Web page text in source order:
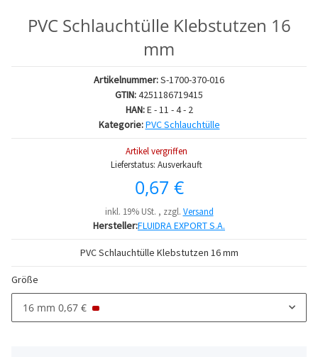
PVC Schlauchtülle Klebstutzen 16
mm
Artikelnummer:S-1700-370-016
GTIN:4251186719415
HAN:E - 11 - 4 - 2
Kategorie:PVC Schlauchtülle
Artikel vergriffen
Lieferstatus: Ausverkauft
0,67 €
inkl. 19% USt. , zzgl. Versand
Hersteller:FLUIDRA EXPORT S.A.
PVC Schlauchtülle Klebstutzen 16 mm
Größe
16 mm 0,67 €